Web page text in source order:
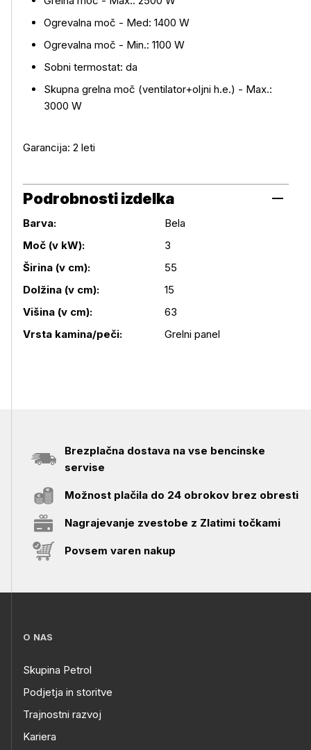
Ogrevalna moč - Med: 1400 W
Ogrevalna moč - Min.: 1100 W
Sobni termostat: da
Skupna grelna moč (ventilator+oljni h.e.) - Max.:
3000 W
Garancija: 2 leti
Podrobnosti izdelka
Podrobnosti izdelka
Barva:
Bela
Moč (v kW):
3
Širina (v cm):
55
Dolžina (v cm):
15
Višina (v cm):
63
Vrsta kamina/peči:
Grelni panel
Brezplačna dostava na vse bencinske
servise
Možnost plačila do 24 obrokov brez obresti
Nagrajevanje zvestobe z Zlatimi točkami
Povsem varen nakup
O NAS
Skupina Petrol
Podjetja in storitve
Trajnostni razvoj
Kariera